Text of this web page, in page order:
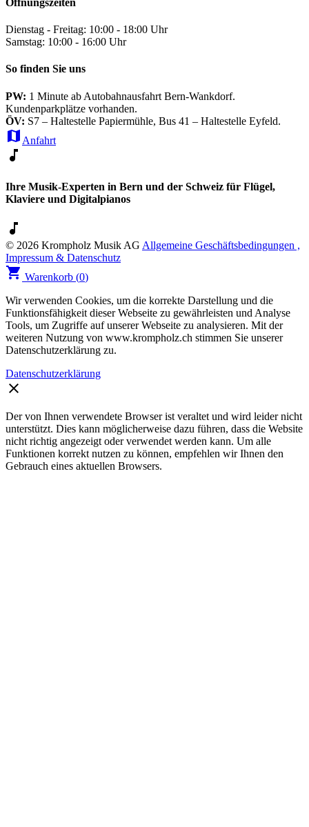
Dienstag - Freitag: 10:00 - 18:00 Uhr
Samstag: 10:00 - 16:00 Uhr
So finden Sie uns
PW: 1 Minute ab Autobahnausfahrt Bern-Wankdorf.
Kundenparkplätze vorhanden.
ÖV: S7 – Haltestelle Papiermühle, Bus 41 – Haltestelle Eyfeld.
map Anfahrt
music_note
Ihre Musik-Experten in Bern und der Schweiz für Flügel,
Klaviere und Digitalpianos
music_note
© 2026 Krompholz Musik AG Allgemeine Geschäftsbedingungen ,
Impressum & Datenschutz
shopping_cart Warenkorb (0)
Wir verwenden Cookies, um die korrekte Darstellung und die
Funktionsfähigkeit dieser Webseite zu gewährleisten und Analyse
Tools, um Zugriffe auf unserer Webseite zu analysieren. Mit der
weiteren Nutzung von www.krompholz.ch stimmen Sie unserer
Datenschutzerklärung zu.
Datenschutzerklärung
clear
Der von Ihnen verwendete Browser ist veraltet und wird leider nicht
unterstützt. Dies kann möglicherweise dazu führen, dass die Website
nicht richtig angezeigt oder verwendet werden kann. Um alle
Funktionen korrekt nutzen zu können, empfehlen wir Ihnen den
Gebrauch eines aktuellen Browsers.